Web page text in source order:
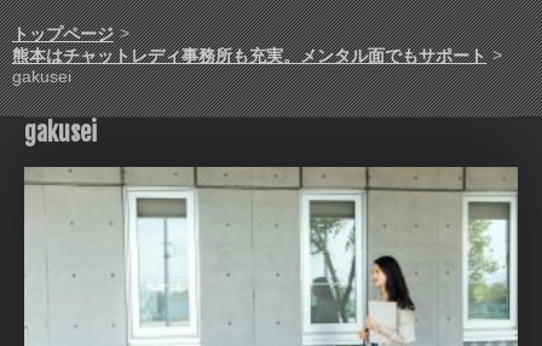
トップページ >
熊本はチャットレディ事務所も充実。メンタル面でもサポート >
gakusei
gakusei